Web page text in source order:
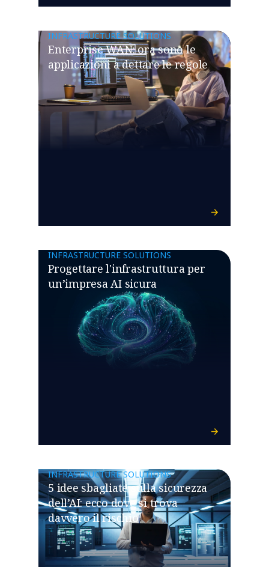
INFRASTRUCTURE SOLUTIONS
Enterprise WAN: ora sono le
applicazioni a dettare le regole
INFRASTRUCTURE SOLUTIONS
Progettare l'infrastruttura per
un’impresa AI sicura
INFRASTRUCTURE SOLUTIONS
5 idee sbagliate sulla sicurezza
dell’AI: ecco dove si trova
davvero il rischio